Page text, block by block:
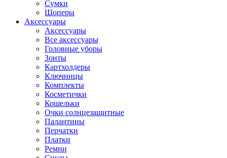
Сумки
Шоперы
Аксессуары
Аксессуары
Все аксессуары
Головные уборы
Зонты
Картхолдеры
Ключницы
Комплекты
Косметички
Кошельки
Очки солнцезащитные
Палантины
Перчатки
Платки
Ремни